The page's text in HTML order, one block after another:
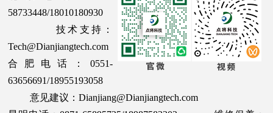
58733448/18010180930
技术支持：
Tech@Dianjiangtech.com
合肥电话：0551-
63656691/18955193058
意见建议：Dianjiang@Dianjiangtech.com